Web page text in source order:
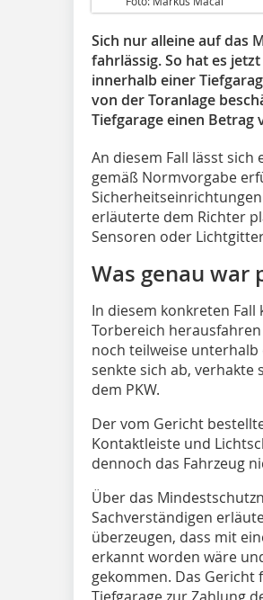
Sich nur alleine auf das
fahrlässig. So hat es
innerhalb einer
von der Toranlage
Tiefgarage einen Betrag
An diesem Fall lässt
gemäß Normvorgabe
erläuterte dem Richter
Sensoren oder
Was genau war
In diesem konkreten
Torbereich
noch teilweise
senkte sich ab, verhakte
dem PKW.
Der vom Gericht
Kontaktleiste und
dennoch das Fahrzeug
Über das
Sachverständigen
überzeugen, dass mit
erkannt worden wäre
gekommen. Das